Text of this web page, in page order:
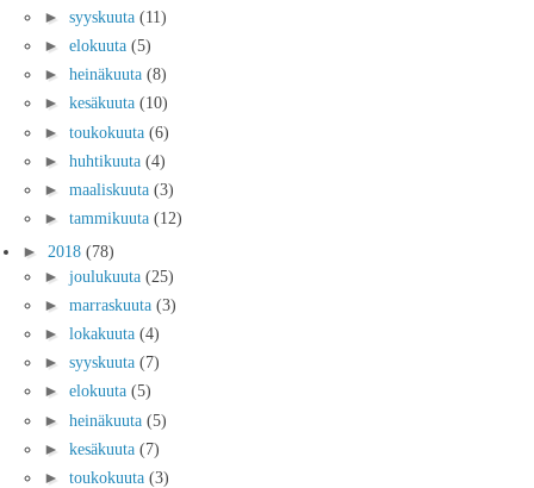
► syyskuuta (11)
► elokuuta (5)
► heinäkuuta (8)
► kesäkuuta (10)
► toukokuuta (6)
► huhtikuuta (4)
► maaliskuuta (3)
► tammikuuta (12)
► 2018 (78)
► joulukuuta (25)
► marraskuuta (3)
► lokakuuta (4)
► syyskuuta (7)
► elokuuta (5)
► heinäkuuta (5)
► kesäkuuta (7)
► toukokuuta (3)